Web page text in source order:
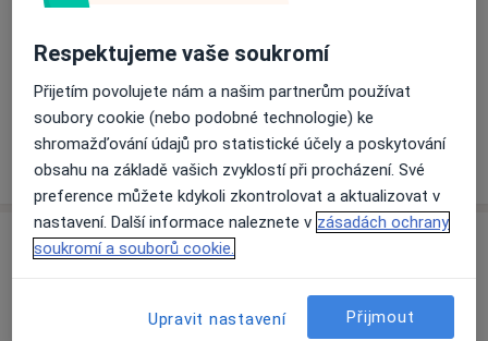
Tento specialista ještě nepřidával žádné informace o
svých službách.
Adresa
Respektujeme vaše soukromí
Přijetím povolujete nám a našim partnerům používat
soubory cookie (nebo podobné technologie) ke
shromažďování údajů pro statistické účely a poskytování
obsahu na základě vašich zvyklostí při procházení. Své
preference můžete kdykoli zkontrolovat a aktualizovat v
nastavení. Další informace naleznete v zásadách ochrany
soukromí a souborů cookie.
Upravit nastavení Přijmout